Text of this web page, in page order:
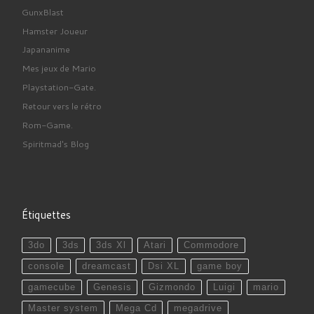
GunxBlast
Hamster Joueur
Japananime
Mes jeux de Mario
Playstation-Gate.
Retour vers le rétro
Rom-Game.
Spiritmad's Blog
Étiquettes
3do 3ds 3ds Xl Atari Commodore
console dreamcast Dsi XL game boy
gamecube Genesis Gizmondo Luigi mario
Master system Mega Cd megadrive